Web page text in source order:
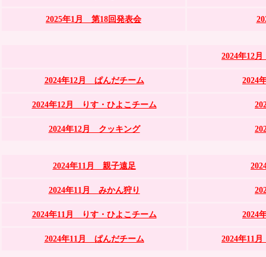
2025年1月 第18回発表会
2024年12
2024年12月 ぱんだチーム 2024
2024年12月 りす・ひよこチーム
2024年12月 クッキング
2024年11月 親子遠足
2024年11月 みかん狩り
2024年11月 りす・ひよこチーム 2024
2024年11月 ぱんだチーム 2024年11